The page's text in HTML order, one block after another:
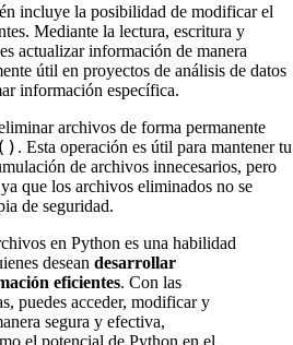
incluye la posibilidad de modificar el
Mediante la lectura, escritura y
actualizar información de manera
útil en proyectos de análisis de datos
información específica.
archivos de forma permanente
. Esta operación es útil para mantener tu
de archivos innecesarios, pero
que los archivos eliminados no se
de seguridad.
en Python es una habilidad
desean desarrollar
eficientes. Con las
puedes acceder, modificar y
segura y efectiva,
el potencial de Python en el